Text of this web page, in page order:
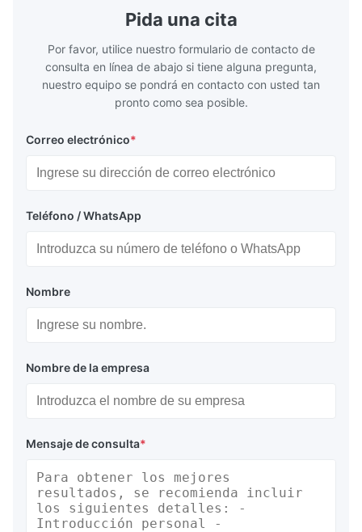
Pida una cita
Por favor, utilice nuestro formulario de contacto de
consulta en línea de abajo si tiene alguna pregunta,
nuestro equipo se pondrá en contacto con usted tan
pronto como sea posible.
Correo electrónico*
Teléfono / WhatsApp
Nombre
Nombre de la empresa
Mensaje de consulta*